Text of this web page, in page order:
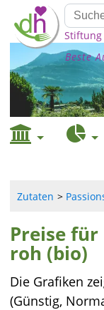
Stiftung
Beste
Zutaten
Preise
roh (bio)
Die Grafiken
(Günstig,